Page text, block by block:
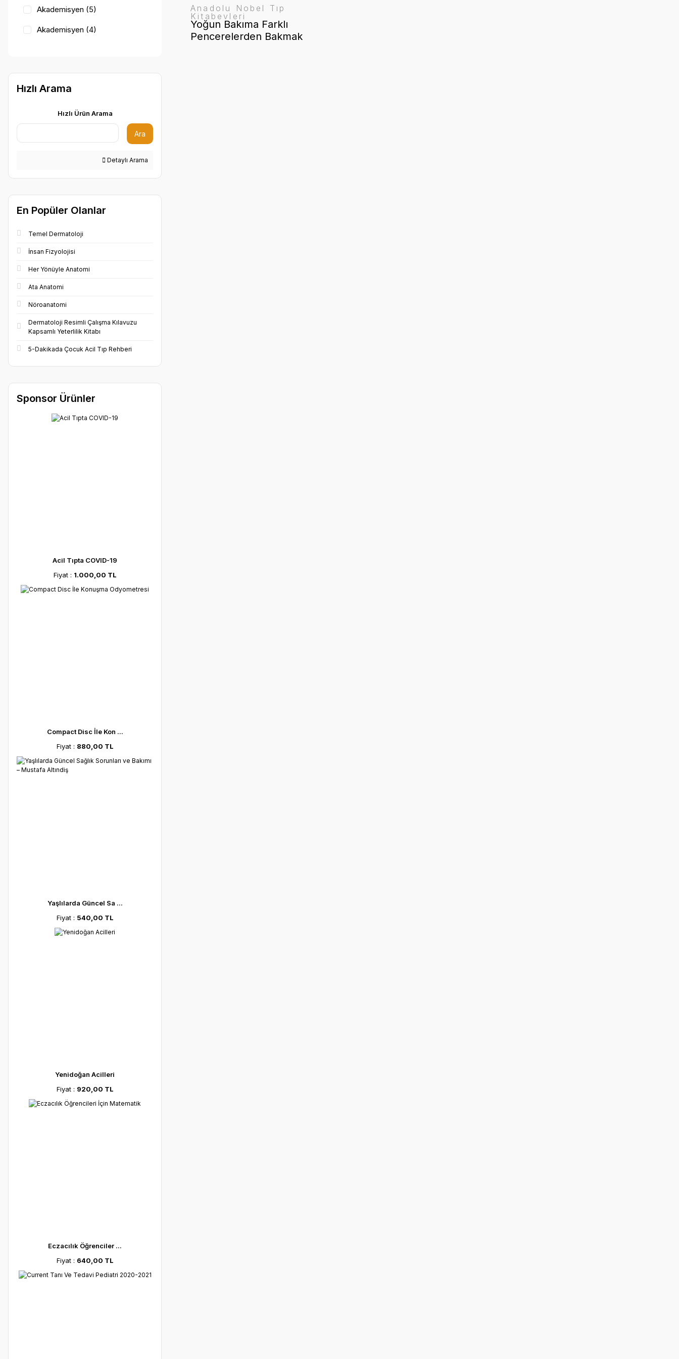
Akademisyen (5)
Akademisyen (4)
Kongre Kitabevi (2)
Nobel Tıp Kitabevi (1)
Hızlı Arama
Hızlı Ürün Arama
Ara
Detaylı Arama
En Popüler Olanlar
Temel Dermatoloji
İnsan Fizyolojisi
Her Yönüyle Anatomi
Ata Anatomi
Nöroanatomi
Dermatoloji Resimli Çalışma Kılavuzu
Kapsamlı Yeterlilik Kitabı
5-Dakikada Çocuk Acil Tıp Rehberi
Sponsor Ürünler
Acil Tıpta COVID-19
Fiyat : 1.000,00 TL
Compact Disc İle Kon ...
Fiyat : 880,00 TL
Yaşlılarda Güncel Sa ...
Fiyat : 540,00 TL
Yenidoğan Acilleri
Fiyat : 920,00 TL
Eczacılık Öğrenciler ...
Fiyat : 640,00 TL
Anadolu Nobel Tıp
Kitabevleri
Yoğun Bakıma Farklı
Pencerelerden Bakmak